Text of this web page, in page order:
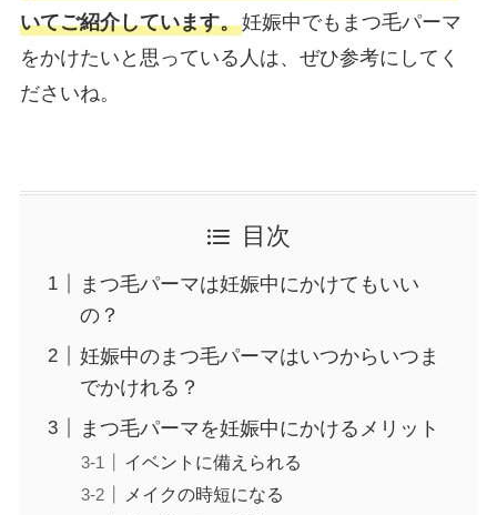
いてご紹介しています。妊娠中でもまつ毛パーマ
をかけたいと思っている人は、ぜひ参考にしてく
ださいね。
目次
まつ毛パーマは妊娠中にかけてもいい
の？
妊娠中のまつ毛パーマはいつからいつま
でかけれる？
まつ毛パーマを妊娠中にかけるメリット
イベントに備えられる
メイクの時短になる